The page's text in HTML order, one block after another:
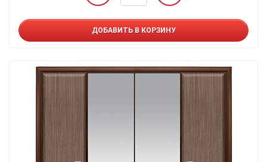
ДОБАВИТЬ В КОРЗИНУ